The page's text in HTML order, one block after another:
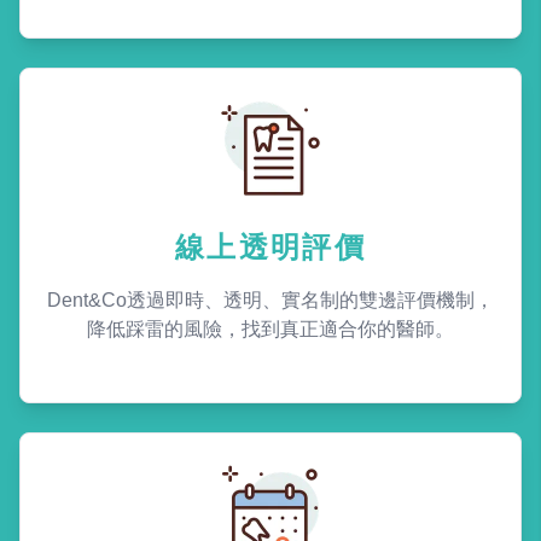
線上透明評價
Dent&Co透過即時、透明、實名制的雙邊評價機制，
降低踩雷的風險，找到真正適合你的醫師。